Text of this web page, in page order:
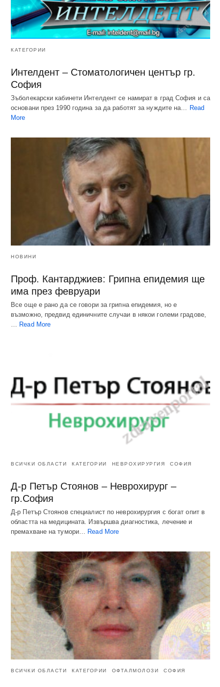
КАТЕГОРИИ
Интелдент – Стоматологичен център гр.
София
Зъболекарски кабинети Интелдент се намират в град София и са
основани през 1990 година за да работят за нуждите на… Read
More
НОВИНИ
Проф. Кантарджиев: Грипна епидемия ще
има през февруари
Все още е рано да се говори за грипна епидемия, но е
възможно, предвид единичните случаи в някои големи градове,
… Read More
ВСИЧКИ ОБЛАСТИ КАТЕГОРИИ НЕВРОХИРУРГИЯ СОФИЯ
Д-р Петър Стоянов – Неврохирург –
гр.София
Д-р Петър Стоянов специалист по неврохирургия с богат опит в
областта на медицината. Извършва диагностика, лечение и
премахване на тумори…
Read More
ВСИЧКИ ОБЛАСТИ КАТЕГОРИИ ОФТАЛМОЛОЗИ СОФИЯ